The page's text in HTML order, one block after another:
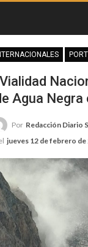
Agua Negra
Por Redacción Diario
jueves 12 de febrero de